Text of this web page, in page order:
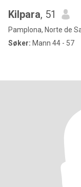
Kilpara, 51
Pamplona, Norte de
Søker: Mann 44 - 57